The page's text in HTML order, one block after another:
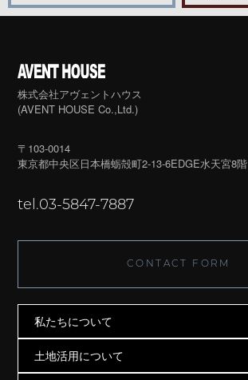
株式会社アヴェントハウス
(AVENT HOUSE Co.,Ltd.)
〒103-0014
東京都中央区日本橋蛎殻町2-13-6EDGE水天宮8階
tel.03-5847-7887
CONTACT FORM
私たちについて
土地活用について